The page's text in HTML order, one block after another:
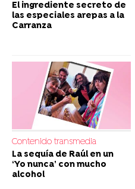
El ingrediente secreto de
las especiales arepas a la
Carranza
Contenido transmedia
La sequía de Raúl en un
‘Yo nunca’ con mucho
alcohol